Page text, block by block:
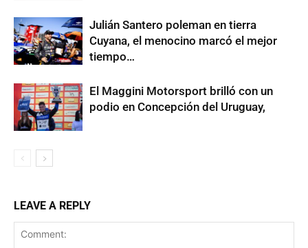
Julián Santero poleman en tierra
Cuyana, el menocino marcó el mejor
tiempo…
El Maggini Motorsport brilló con un
podio en Concepción del Uruguay,
LEAVE A REPLY